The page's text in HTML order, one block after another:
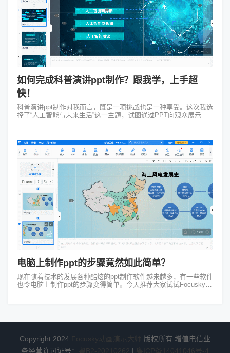
如何完成科普演讲ppt制作？跟我学，上手超
快！
科普演讲ppt制作对我而言，既是一项挑战也是一种享受。这次我选
择了“人工智能与未来生活”这一主题，试图通过PPT向观众展示科
电脑上制作ppt的步骤竟然如此简单？
现在随着技术的发展各种酷炫的ppt制作软件越来越多，有一些软件
也令电脑上制作ppt的步骤变得简单。今天推荐大家试试Focusky万
Copyright 2024 Focusky动画演示大师
版权所有 增值电信业
务经营许可证号：
粤B2-20210262 | 粤ICP备14041046号-4